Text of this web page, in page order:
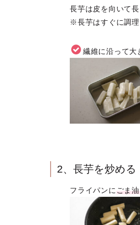
長芋は皮を向いて
※長芋はすぐに調理
繊維に沿って大
2、長芋を炒める
フライパンに ごま